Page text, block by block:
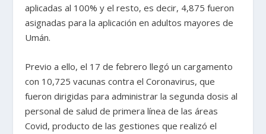
aplicadas al 100% y el resto, es decir, 4,875 fueron
asignadas para la aplicación en adultos mayores de
Umán.
Previo a ello, el 17 de febrero llegó un cargamento
con 10,725 vacunas contra el Coronavirus, que
fueron dirigidas para administrar la segunda dosis al
personal de salud de primera línea de las áreas
Covid, producto de las gestiones que realizó el